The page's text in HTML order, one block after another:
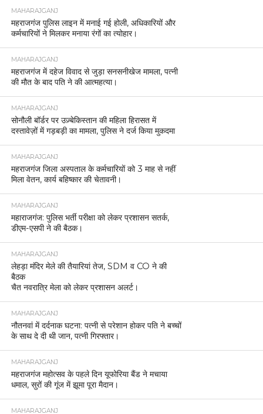
MAHARAJGANJ
महराजगंज पुलिस लाइन में मनाई गई होली, अधिकारियों और
कर्मचारियों ने मिलकर मनाया रंगों का त्योहार।
MAHARAJGANJ
महराजगंज में दहेज विवाद से जुड़ा सनसनीखेज मामला, पत्नी
की मौत के बाद पति ने की आत्महत्या।
MAHARAJGANJ
सोनौली बॉर्डर पर उज़्बेकिस्तान की महिला हिरासत में
दस्तावेज़ों में गड़बड़ी का मामला, पुलिस ने दर्ज किया मुकदमा
MAHARAJGANJ
महराजगंज जिला अस्पताल के कर्मचारियों को 3 माह से नहीं
मिला वेतन, कार्य बहिष्कार की चेतावनी।
MAHARAJGANJ
महाराजगंज: पुलिस भर्ती परीक्षा को लेकर प्रशासन सतर्क,
डीएम-एसपी ने की बैठक।
MAHARAJGANJ
लेहड़ा मंदिर मेले की तैयारियां तेज, SDM व CO ने की
बैठक
चैत नवरात्रि मेला को लेकर प्रशासन अलर्ट।
MAHARAJGANJ
नौतनवां में दर्दनाक घटना: पत्नी से परेशान होकर पति ने बच्चों
के साथ दे दी थी जान, पत्नी गिरफ्तार।
MAHARAJGANJ
महराजगंज महोत्सव के पहले दिन यूफोरिया बैंड ने मचाया
धमाल, सुरों की गूंज में झूमा पूरा मैदान।
MAHARAJGANJ